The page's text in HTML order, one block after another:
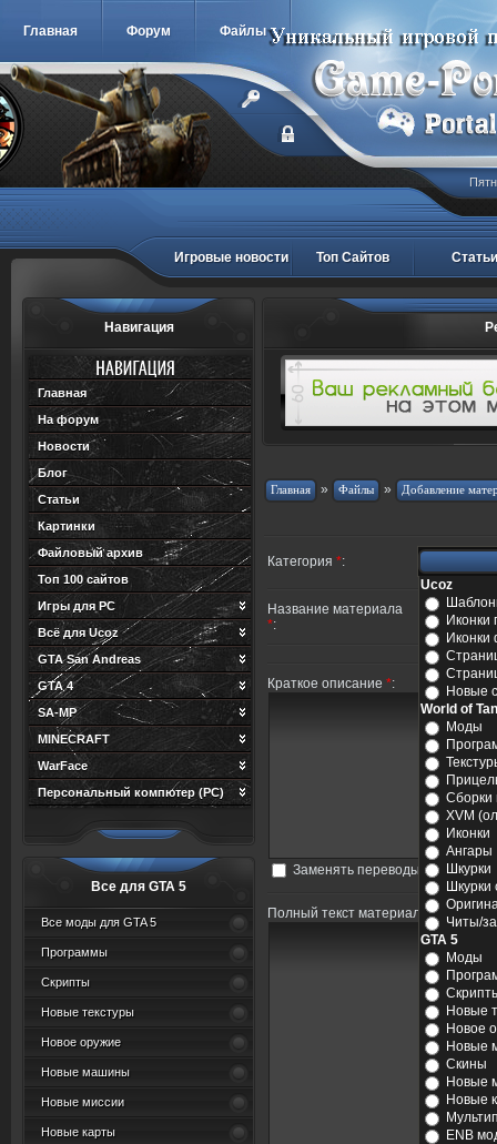
Главная Форум Файлы
Игровые новости Топ Сайтов Статьи
Навигация
Главная
На форум
Новости
Блог
Статьи
Картинки
Файловый архив
Топ 100 сайтов
Игры для PC
Всё для Ucoz
GTA San Andreas
GTA 4
SA-MP
MINECRAFT
WarFace
Персональный компютер (PC)
Все для GTA 5
Все моды для GTA 5
Программы
Скрипты
Новые текстуры
Новое оружие
Новые машины
Новые миссии
Новые карты
» »
Категория *:
Ucoz
Иконки
Новые
World of
Моды
Сборки
XVM
Иконки
Ангары
Шкурки
Шкурки
Читы/
GTA 5
Моды
Новые
Новое
Новые
Скины
Новые
Новые
ENB
Название материала
*:
Краткое описание *:
Заменять переводы строк
Полный текст материала*: